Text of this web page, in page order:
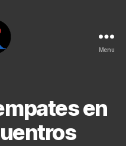
Menu
en